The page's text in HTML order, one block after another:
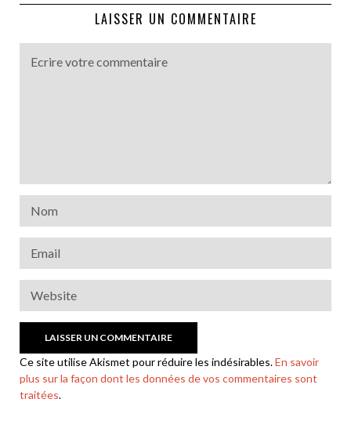
LAISSER UN COMMENTAIRE
Ce site utilise Akismet pour réduire les indésirables.En savoir
plus sur la façon dont les données de vos commentaires sont
traitées.